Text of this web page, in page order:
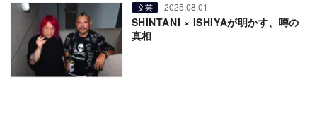
文芸 2025.08.01
SHINTANI × ISHIYAが明かす、噂の
真相